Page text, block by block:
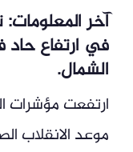
آخر
في ارتفاع
الشمال.
ارتفعت